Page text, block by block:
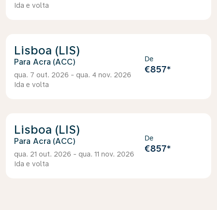
Ida e volta
Lisboa (LIS)
Acra (ACC)
qua. 7 out. 2026 - qua. 4 nov. 2026
Ida e volta
De
€857*
Lisboa (LIS)
Acra (ACC)
qua. 21 out. 2026 - qua. 11 nov. 2026
Ida e volta
De
€857*